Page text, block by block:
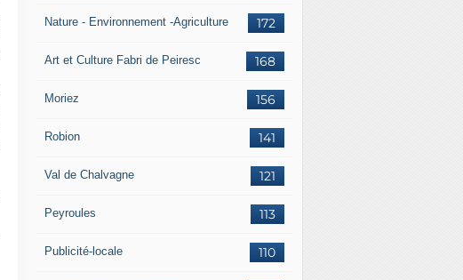
172
Nature - Environnement -Agriculture
168
Art et Culture Fabri de Peiresc
156
Moriez
141
Robion
121
Val de Chalvagne
113
Peyroules
110
Publicité-locale